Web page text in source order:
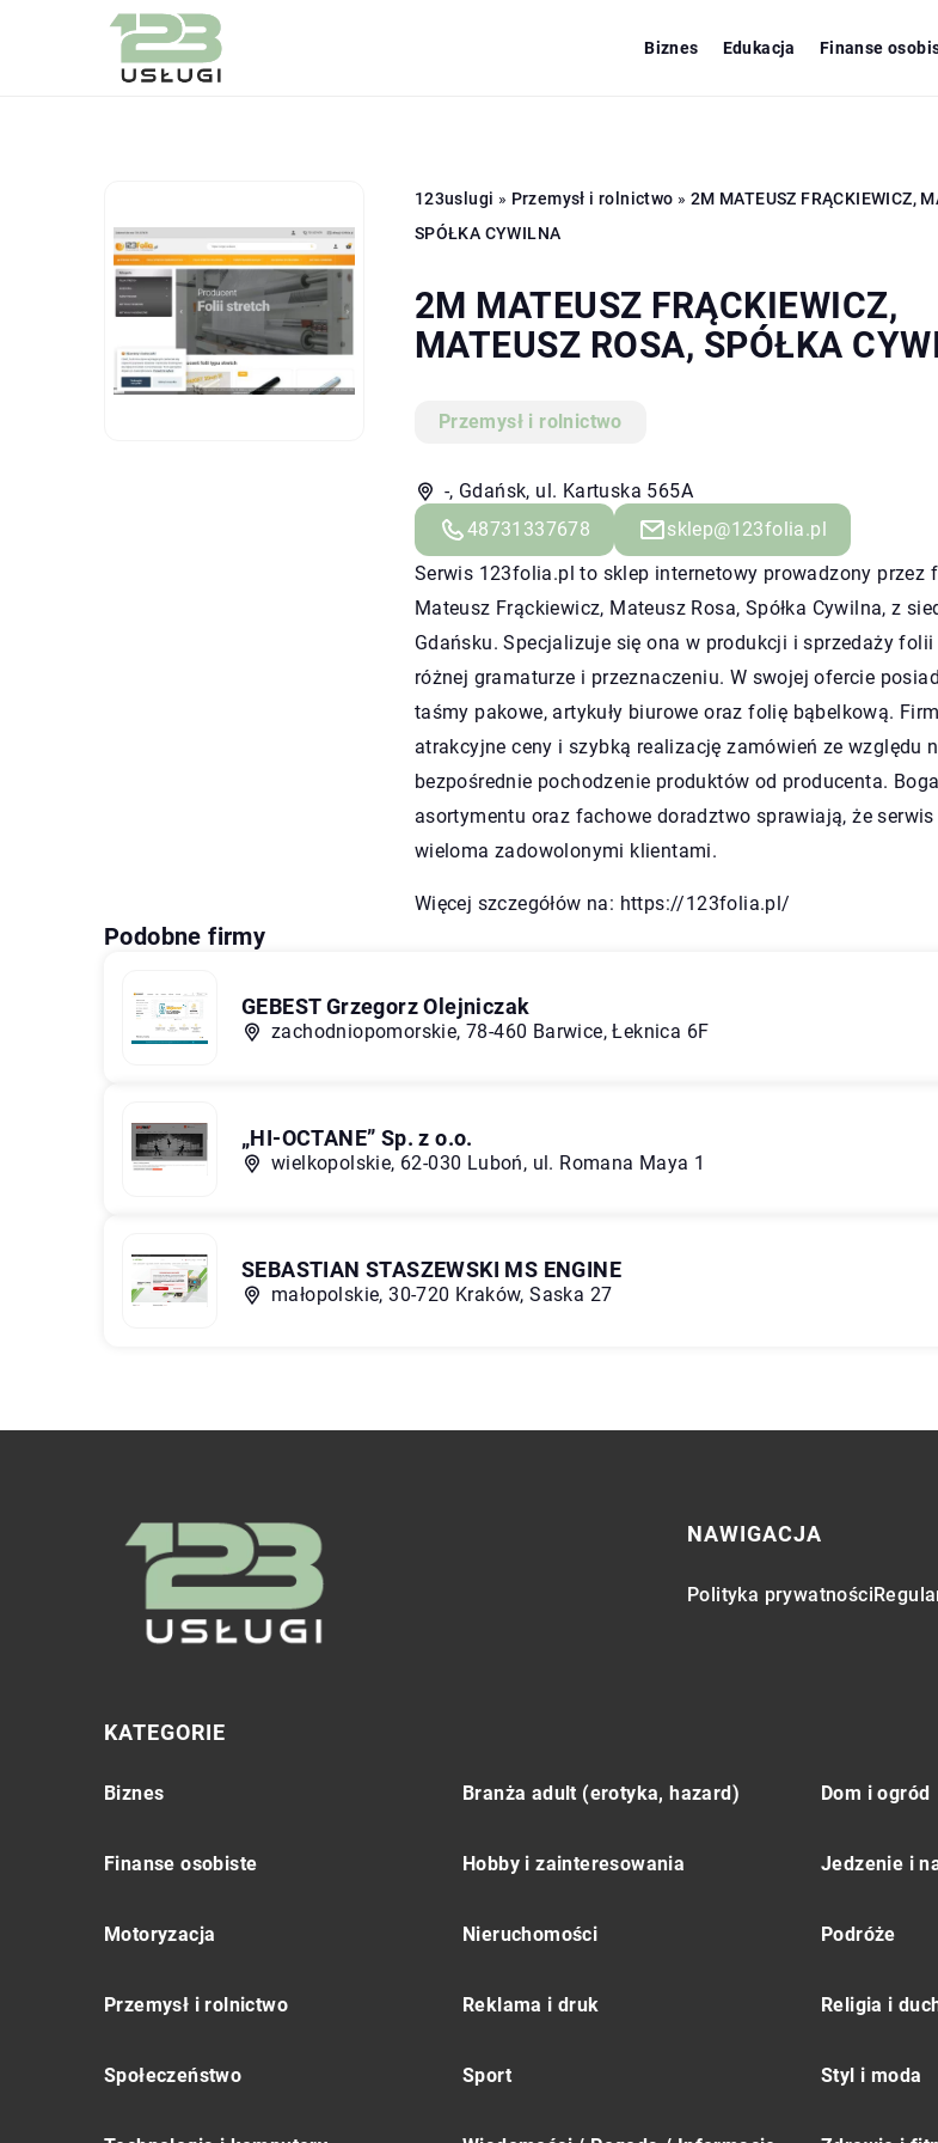
Biznes Edukacja Finanse
123uslugi » Przemysł i rolnictwo » 2M MATEUSZ FRĄCKIEWICZ,
SPÓŁKA CYWILNA
2M MATEUSZ FRĄCKIEWICZ,
MATEUSZ ROSA, SPÓŁKA
Przemysł i rolnictwo
-, Gdańsk, ul. Kartuska 565A
48731337678
sklep@123folia.pl
Serwis 123folia.pl to sklep internetowy prowadzony przez
Mateusz Frąckiewicz, Mateusz Rosa, Spółka Cywilna, z
Gdańsku. Specjalizuje się ona w produkcji i sprzedaży
różnej gramaturze i przeznaczeniu. W swojej ofercie
taśmy pakowe, artykuły biurowe oraz folię bąbelkową.
atrakcyjne ceny i szybką realizację zamówień ze względu
bezpośrednie pochodzenie produktów od producenta.
asortymentu oraz fachowe doradztwo sprawiają, że
wieloma zadowolonymi klientami.
Więcej szczegółów na: https://123folia.pl/
Podobne firmy
GEBEST Grzegorz Olejniczak
zachodniopomorskie, 78-460 Barwice, Łeknica 6F
„HI-OCTANE” Sp. z o.o.
wielkopolskie, 62-030 Luboń, ul. Romana Maya 1
SEBASTIAN STASZEWSKI MS ENGINE
małopolskie, 30-720 Kraków, Saska 27
NAWIGACJA
Polityka prywatności
KATEGORIE
Biznes Branża adult (erotyka, hazard) Dom i ogród
Finanse osobiste Hobby i zainteresowania Jedzenie i
Motoryzacja Nieruchomości Podróże
Przemysł i rolnictwo Reklama i druk Religia i
Społeczeństwo Sport Styl i moda